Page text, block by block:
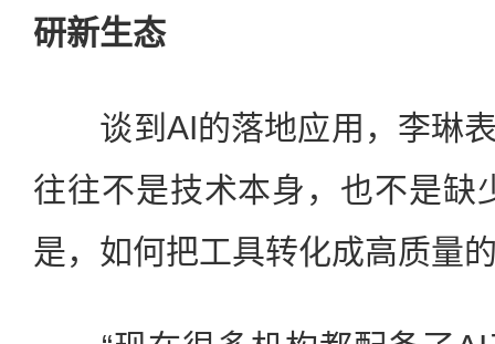
研新生态
谈到AI的落地应用，李琳表
往往不是技术本身，也不是缺
是，如何把工具转化成高质量